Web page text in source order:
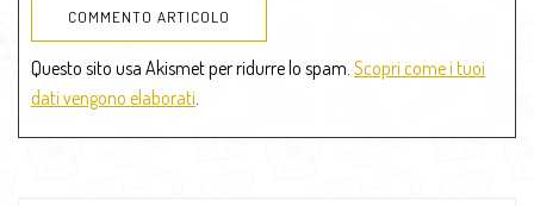
Questo sito usa Akismet per ridurre lo spam. Scopri come i tuoi
dati vengono elaborati.